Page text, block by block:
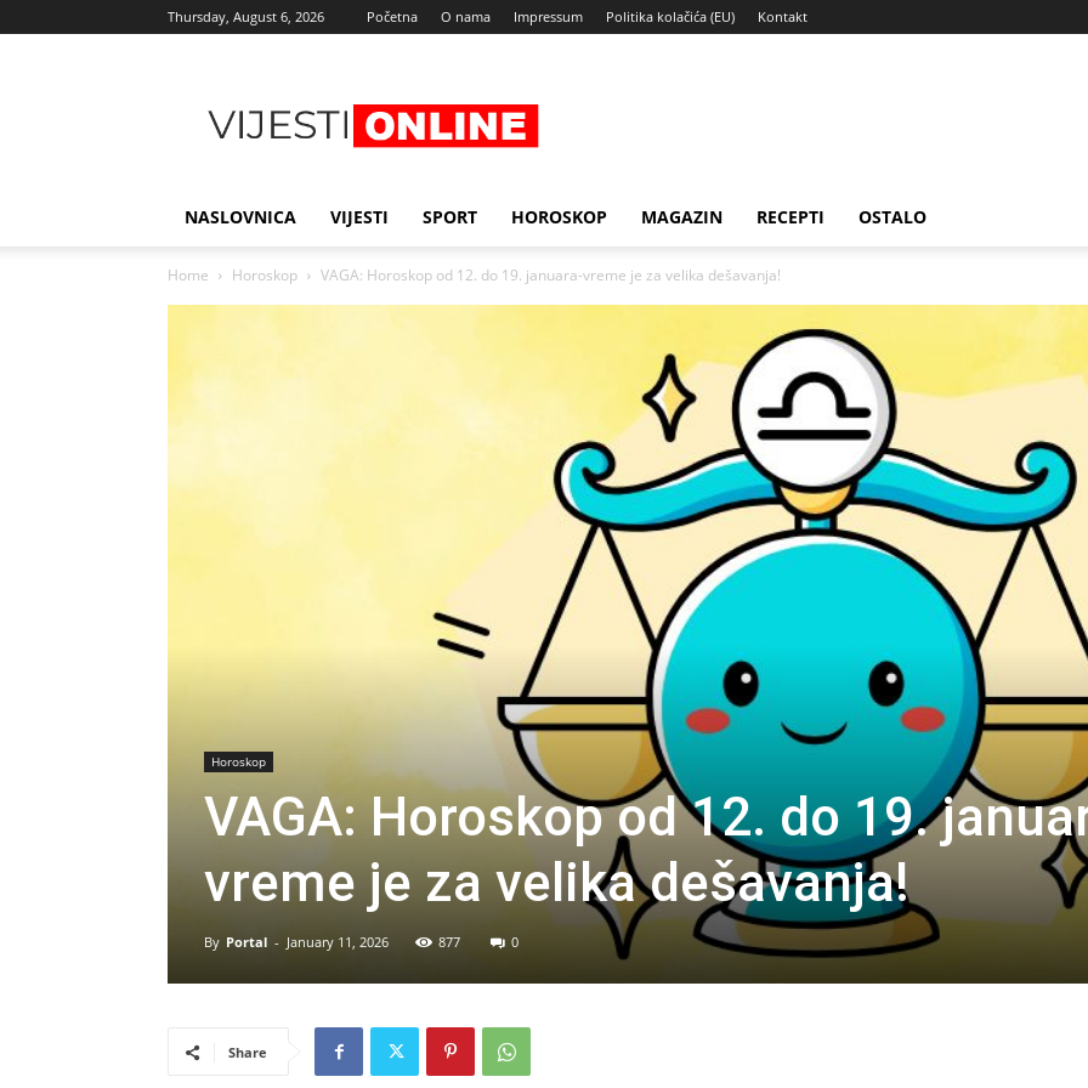
Thursday, August 6, 2026 Početna O nama Impressum Politika kolačića (EU) Kontakt
vijesti
NASLOVNICA VIJESTI SPORT HOROSKOP MAGAZIN RECEPTI OSTALO
Home Horoskop VAGA: Horoskop od 12. do 19. januara-vreme je za velika dešavanja!
Horoskop
VAGA: Horoskop od 12. do 19.
vreme je za velika dešavanja!
By Portal - January 11, 2026 877 0
Share